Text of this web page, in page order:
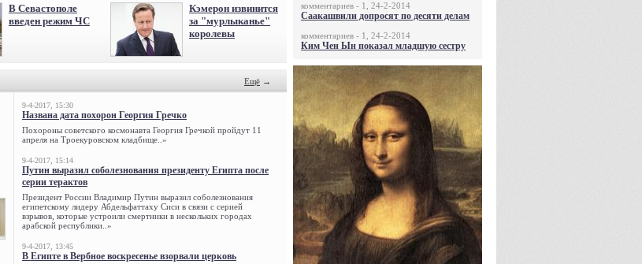
В Севастополе
введен режим ЧС
Кэмерон извинится
за "мурлыканье"
королевы
Ещё →
9-4-2017, 15:30
Названа дата похорон Георгия Гречко
Похороны советского космонавта Георгия Гречкой пройдут 11
апреля на Троекуровском кладбище..»
9-4-2017, 15:14
Путин выразил соболезнования президенту Египта после
серии терактов
Президент России Владимир Путин выразил соболезнования
египетскому лидеру Абдельфаттаху Сиси в связи с серией
взрывов, которые устроили смертники в нескольких городах
арабской республики..»
9-4-2017, 13:45
В Египте в Вербное воскресенье взорвали церковь
комментариев - 1, 24-2-2014
Саакашвили допросят по десяти делам
комментариев - 1, 24-2-2014
Ким Чен Ын показал младшую сестру